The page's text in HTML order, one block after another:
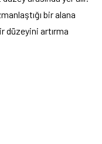
bir alana
düzeyini artırma